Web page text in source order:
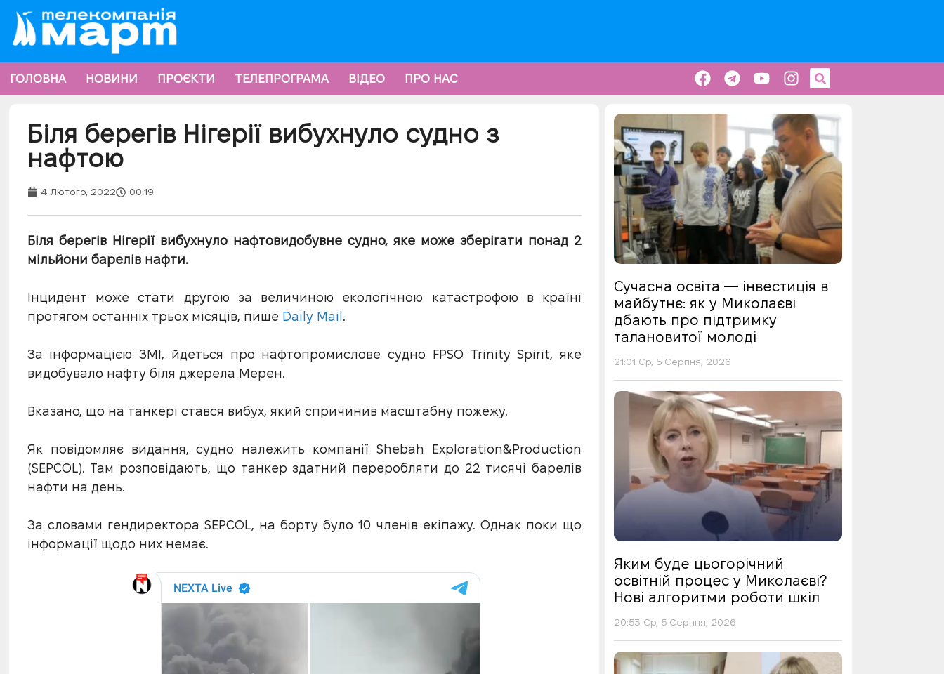
ГОЛОВНА НОВИНИ ПРОЄКТИ ТЕЛЕПРОГРАМА ВІДЕО ПРО НАС
Біля берегів Нігерії вибухнуло судно з
нафтою
4 Лютого, 2022 00:19
Біля берегів Нігерії вибухнуло нафтовидобувне судно, яке може зберігати понад 2
мільйони барелів нафти.
Інцидент може стати другою за величиною екологічною катастрофою в країні
протягом останніх трьох місяців, пише Daily Mail .
За інформацією ЗМІ, йдеться про нафтопромислове судно FPSO Trinity Spirit, яке
видобувало нафту біля джерела Мерен.
Вказано, що на танкері стався вибух, який спричинив масштабну пожежу.
Як повідомляє видання, судно належить компанії Shebah Exploration&Production
(SEPCOL). Там розповідають, що танкер здатний переробляти до 22 тисячі барелів
нафти на день.
За словами гендиректора SEPCOL, на борту було 10 членів екіпажу. Однак поки що
інформації щодо них немає.
Сучасна освіта — інвестиція в
майбутнє: як у Миколаєві
дбають про підтримку
талановитої молоді
21:01 Ср, 5 Серпня, 2026
Яким буде цьогорічний
освітній процес у Миколаєві?
Нові алгоритми роботи шкіл
20:53 Ср, 5 Серпня, 2026